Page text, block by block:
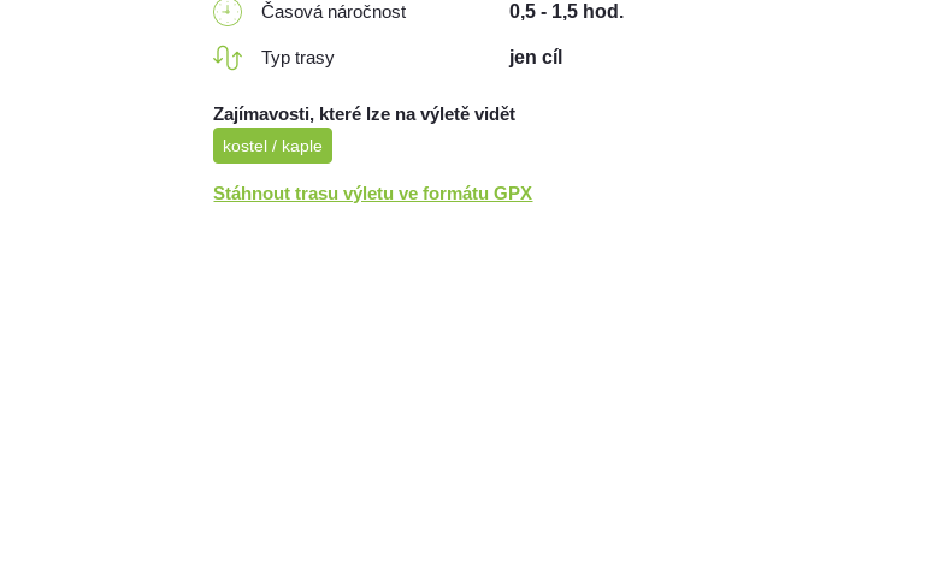
Časová náročnost 0,5 - 1,5 hod.
Typ trasy jen cíl
Zajímavosti, které lze na výletě vidět
kostel / kaple
Stáhnout trasu výletu ve formátu GPX